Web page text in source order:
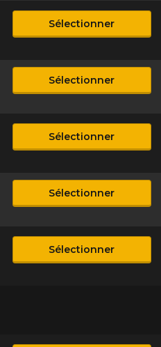
Sélectionner
Sélectionner
Sélectionner
Sélectionner
Sélectionner